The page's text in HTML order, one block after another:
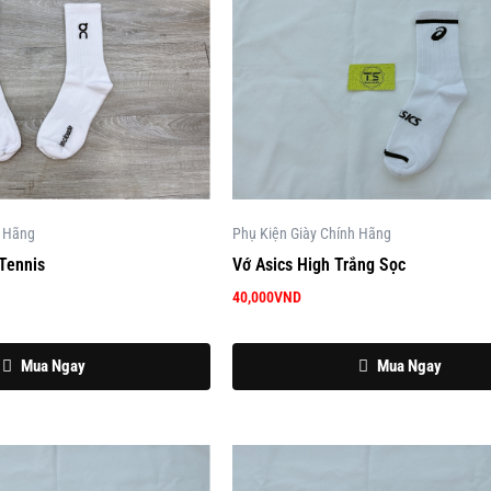
Mua Ngay
Phụ Kiện Giày Chính Hãng
Vớ Asics High Trắng Sọc
40,000VND
Mua Ngay